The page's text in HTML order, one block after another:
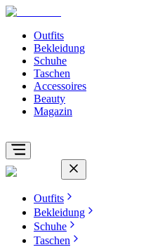
Outfits
Bekleidung
Schuhe
Taschen
Accessoires
Beauty
Magazin
Outfits
Bekleidung
Schuhe
Taschen